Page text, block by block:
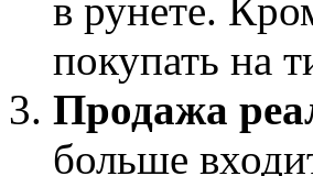
в рунете.
покупать на
Продажа
больше